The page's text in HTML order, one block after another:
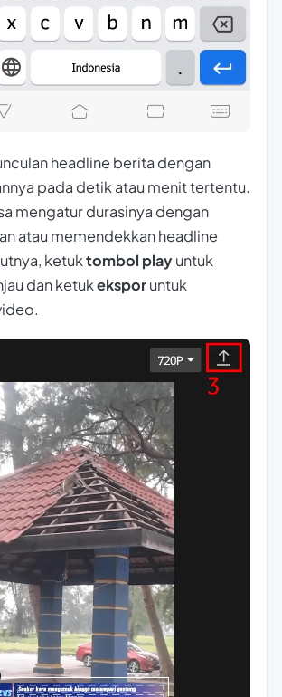
headline berita dengan
pada detik atau menit tertentu.
mengatur durasinya dengan
atau memendekkan headline
ketuktombol playuntuk
dan ketukeksporuntuk